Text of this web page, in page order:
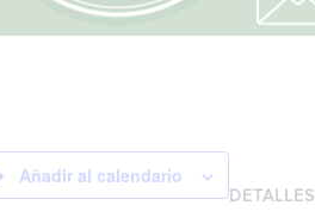
Añadir al calendario
DETALLES